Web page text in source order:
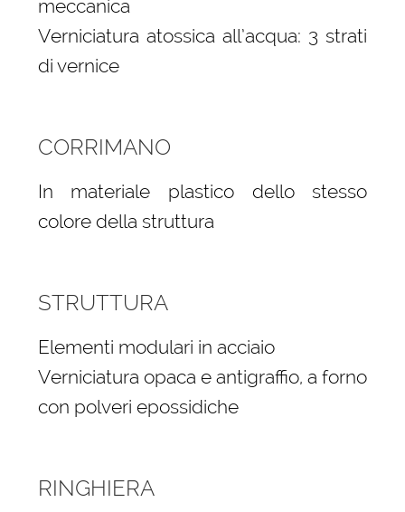
meccanica
Verniciatura atossica all’acqua: 3 strati
di vernice
CORRIMANO
In materiale plastico dello stesso
colore della struttura
STRUTTURA
Elementi modulari in acciaio
Verniciatura opaca e antigraffio, a forno
con polveri epossidiche
RINGHIERA